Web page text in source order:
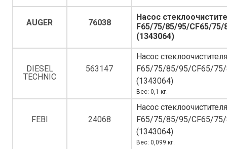
AUGER 76038
Насос
F65/75/85/95/CF65/75/
(1343064)
DIESEL
TECHNIC
563147
Насос
F65/75/85/95/CF65/
(1343064)
Вес: 0,1 кг.
FEBI 24068
Насос
F65/75/85/95/CF65/
(1343064)
Вес: 0,099 кг.